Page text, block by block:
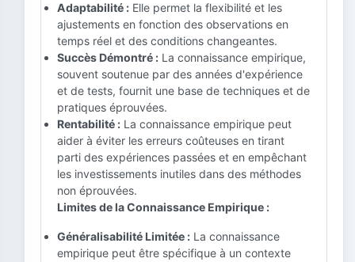
Adaptabilité : Elle permet la flexibilité et les
ajustements en fonction des observations en
temps réel et des conditions changeantes.
Succès Démontré : La connaissance empirique,
souvent soutenue par des années d'expérience
et de tests, fournit une base de techniques et de
pratiques éprouvées.
Rentabilité : La connaissance empirique peut
aider à éviter les erreurs coûteuses en tirant
parti des expériences passées et en empêchant
les investissements inutiles dans des méthodes
non éprouvées.
Limites de la Connaissance Empirique :
Généralisabilité Limitée : La connaissance
empirique peut être spécifique à un contexte